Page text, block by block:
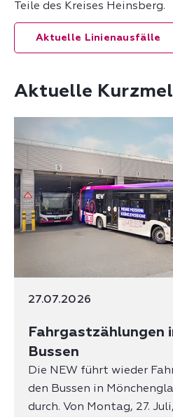
Teile des Kreises Heinsberg.
Aktuelle Linienausfälle
Aktuelle
27.07.2026
Fahrgastzählungen
Bussen
Die NEW führt wieder
den Bussen in
durch. Von Montag, 27.